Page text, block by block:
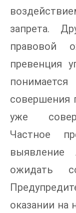
запрета.
правовой
превенция
совершения
уже
Частное
ожидать
оказании на